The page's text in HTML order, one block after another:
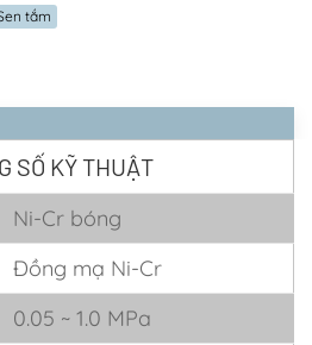
tắm
SỐ KỸ THUẬT
Ni-Cr bóng
Đồng mạ Ni-Cr
0.05 ~ 1.0 MPa